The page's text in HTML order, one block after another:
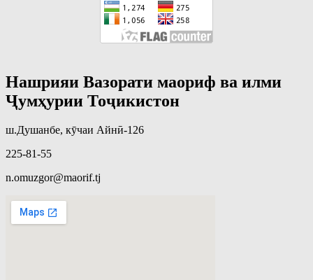
Нашрияи Вазорати маориф ва илми
Ҷумҳурии Тоҷикистон
ш.Душанбе, кӯчаи Айнӣ-126
225-81-55
n.omuzgor@maorif.tj